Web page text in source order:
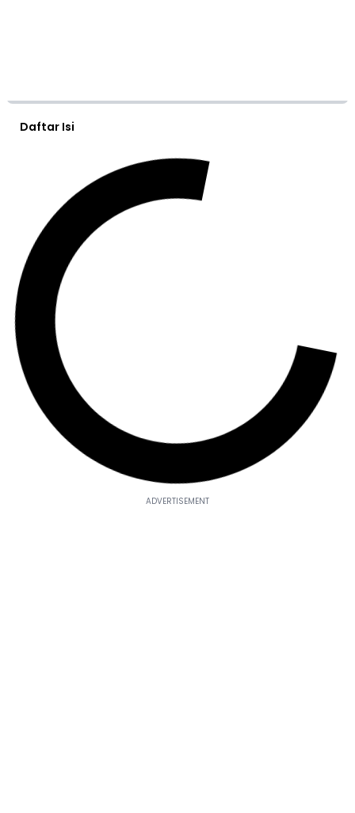
Daftar Isi